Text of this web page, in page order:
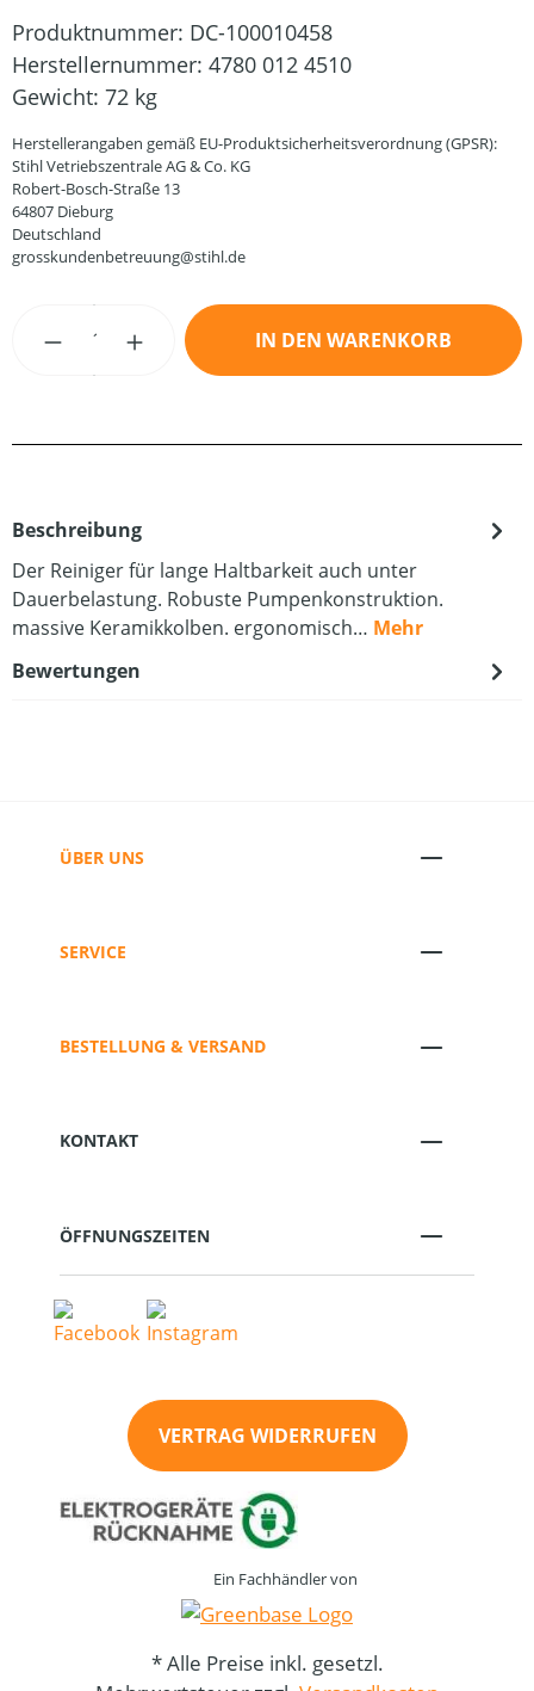
Produktnummer: DC-100010458
Herstellernummer: 4780 012 4510
Gewicht: 72 kg
Herstellerangaben gemäß EU-Produktsicherheitsverordnung (GPSR):
Stihl Vetriebszentrale AG & Co. KG
Robert-Bosch-Straße 13
64807 Dieburg
Deutschland
grosskundenbetreuung@stihl.de
Produkt Anzahl: Gib den gewünschten
IN DEN WARENKORB
Beschreibung
Der Reiniger für lange Haltbarkeit auch unter
Dauerbelastung. Robuste Pumpenkonstruktion.
massive Keramikkolben. ergonomisch… Mehr
Bewertungen
ÜBER UNS
SERVICE
BESTELLUNG & VERSAND
KONTAKT
ÖFFNUNGSZEITEN
VERTRAG WIDERRUFEN
Ein Fachhändler von
* Alle Preise inkl. gesetzl.